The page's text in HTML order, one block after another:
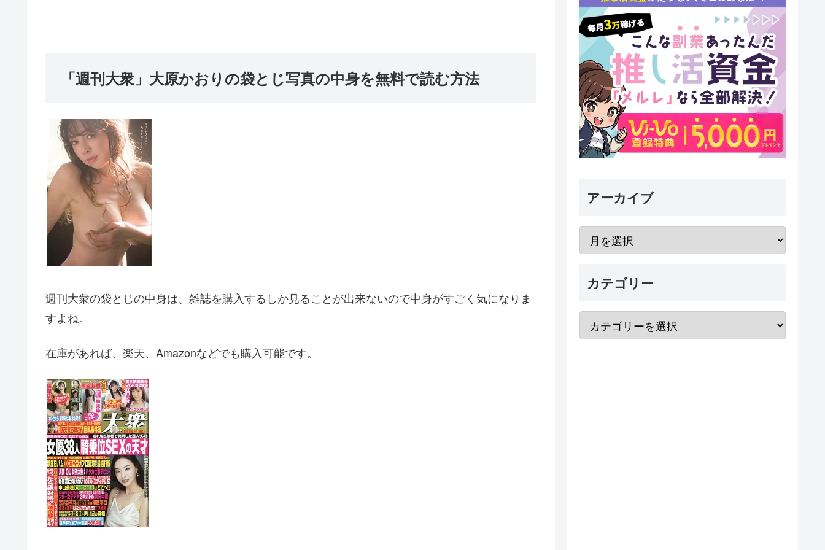
「週刊大衆」大原かおりの袋とじ写真の中身を無料で読む方法
週刊大衆の袋とじの中身は、雑誌を購入するしか見ることが出来ないので中身がすごく気になりま
すよね。
在庫があれば、楽天、Amazonなどでも購入可能です。
アーカイブ
カテゴリー